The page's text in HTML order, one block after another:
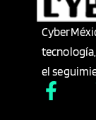
Comercio
Comunicación
el